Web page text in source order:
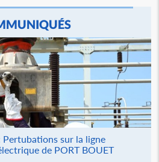
Pertubations sur la ligne
de PORT BOUET